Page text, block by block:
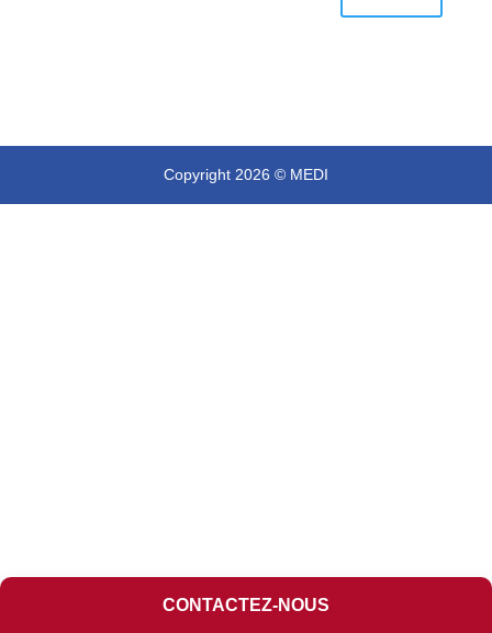
Copyright 2026 © MEDI
CONTACTEZ-NOUS